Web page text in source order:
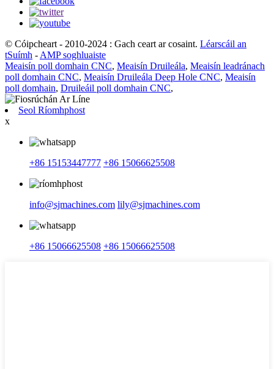
© Cóipcheart - 2010-2024 : Gach ceart ar cosaint. Léarscáil an
tSuímh - AMP soghluaiste
Meaisín poll domhain CNC, Meaisín Druileála, Meaisín leadránach
poll domhain CNC, Meaisín Druileála Deep Hole CNC, Meaisín
poll domhain, Druileáil poll domhain CNC,
Seol Ríomhphost
x
+86 15153447777 +86 15066625508
info@sjmachines.com lily@sjmachines.com
+86 15066625508 +86 15066625508